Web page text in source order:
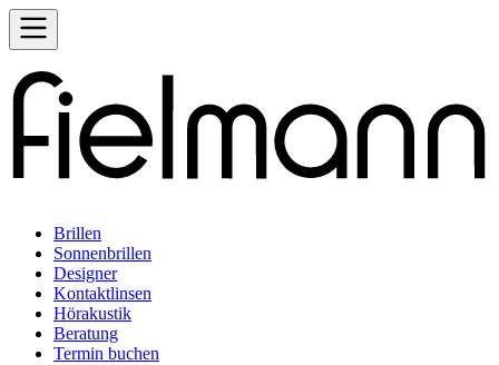
Brillen
Sonnenbrillen
Designer
Kontaktlinsen
Hörakustik
Beratung
Termin buchen